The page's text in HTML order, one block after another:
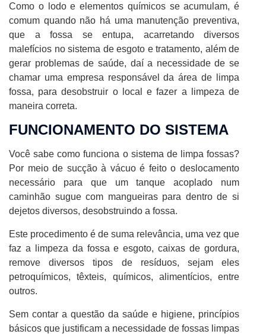
Como o lodo e elementos químicos se acumulam, é
comum quando não há uma manutenção preventiva,
que a fossa se entupa, acarretando diversos
malefícios no sistema de esgoto e tratamento, além de
gerar problemas de saúde, daí a necessidade de se
chamar uma empresa responsável da área de limpa
fossa, para desobstruir o local e fazer a limpeza de
maneira correta.
FUNCIONAMENTO DO SISTEMA
Você sabe como funciona o sistema de limpa fossas?
Por meio de sucção à vácuo é feito o deslocamento
necessário para que um tanque acoplado num
caminhão sugue com mangueiras para dentro de si
dejetos diversos, desobstruindo a fossa.
Este procedimento é de suma relevância, uma vez que
faz a limpeza da fossa e esgoto, caixas de gordura,
remove diversos tipos de resíduos, sejam eles
petroquímicos, têxteis, químicos, alimentícios, entre
outros.
Sem contar a questão da saúde e higiene, princípios
básicos que justificam a necessidade de fossas limpas